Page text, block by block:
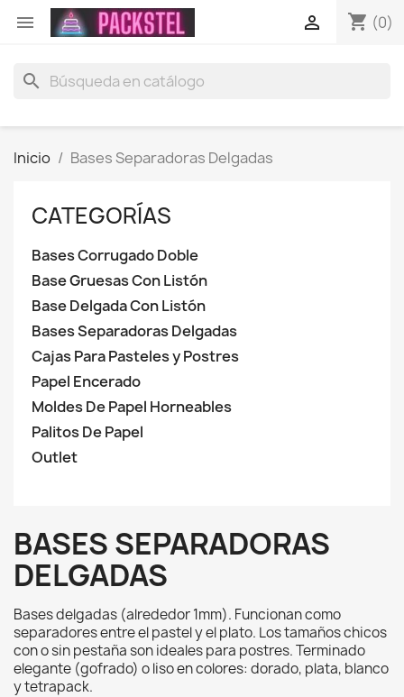
 shopping_cart (0)

search
Inicio Bases Separadoras Delgadas
CATEGORÍAS
Bases Corrugado Doble
Base Gruesas Con Listón
Base Delgada Con Listón
Bases Separadoras Delgadas
Cajas Para Pasteles y Postres
Papel Encerado
Moldes De Papel Horneables
Palitos De Papel
Outlet
BASES SEPARADORAS
DELGADAS
Bases delgadas (alrededor 1mm). Funcionan como
separadores entre el pastel y el plato. Los tamaños chicos
con o sin pestaña son ideales para postres. Terminado
elegante (gofrado) o liso en colores: dorado, plata, blanco
y tetrapack.